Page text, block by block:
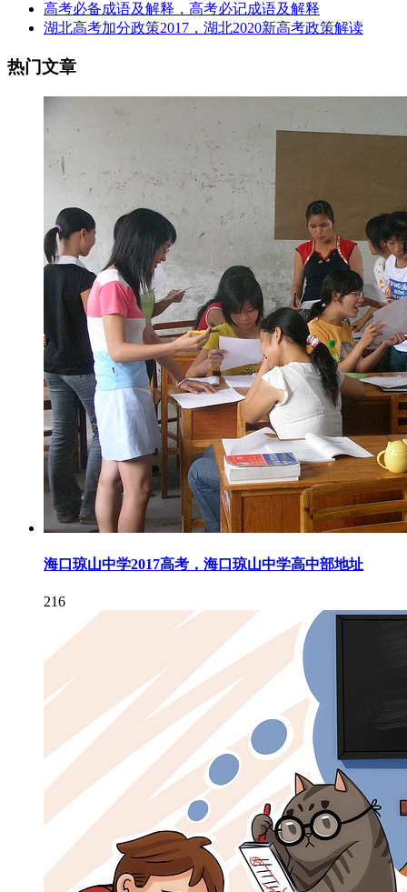
高考必备成语及解释，高考必记成语及解释
湖北高考加分政策2017，湖北2020新高考政策解读
热门文章
海口琼山中学2017高考，海口琼山中学高中部地址
216